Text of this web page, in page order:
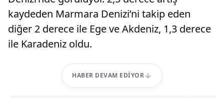
kaydeden Marmara Denizi’ni takip eden
diğer 2 derece ile Ege ve Akdeniz, 1,3 derece
ile Karadeniz oldu.
HABER DEVAM EDIYOR